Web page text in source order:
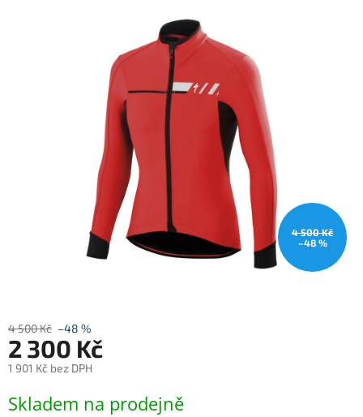
4 500 Kč
–48 %
4 500 Kč –48 %
2 300 Kč
1 901 Kč bez DPH
cena:
Skladem na prodejně